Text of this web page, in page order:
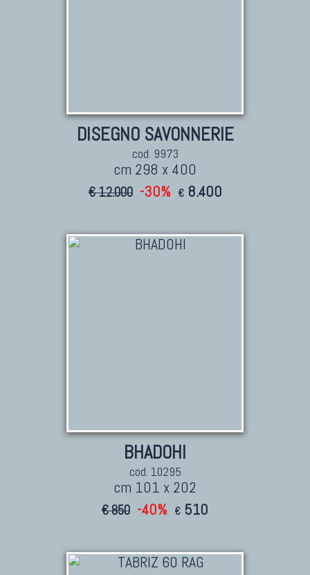
DISEGNO SAVONNERIE
cod. 9973
cm 298 x 400
€ 12.000 -30% € 8.400
BHADOHI
cod. 10295
cm 101 x 202
€ 850 -40% € 510